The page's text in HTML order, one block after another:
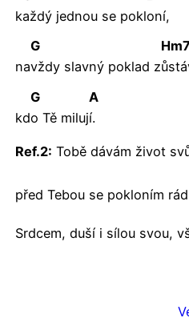
každý jednou se pokloní,
na
G
vždy slavný poklad z
Hm7
kd
G
o Tě miluj
A
í.
Ref.2: Tobě dávám život
před Tebou se pokloním
Srdcem, duší i sílou svou,